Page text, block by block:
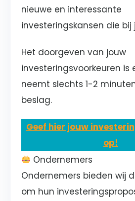
nieuwe en interessante
investeringskansen die bij
Het doorgeven van jouw
investeringsvoorkeuren is
neemt slechts 1-2
beslag.
Geef hier jouw
op!
Ondernemers
Ondernemers bieden wij
om hun